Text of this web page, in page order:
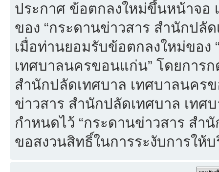
ประกาศ ข้อตกลงใหม่ขึ้นหน้าจอ
ของ “กระดานข่าวสาร สำนักปลั
เมื่อท่านยอมรับข้อตกลงใหม่ของ
เทศบาลนครขอนแก่น” โดยการ
สำนักปลัดเทศบาล เทศบาลนคร
ข่าวสาร สำนักปลัดเทศบาล เทศ
กำหนดไว้ “กระดานข่าวสาร สำ
ขอสงวนสิทธิ์ในการระงับการให้